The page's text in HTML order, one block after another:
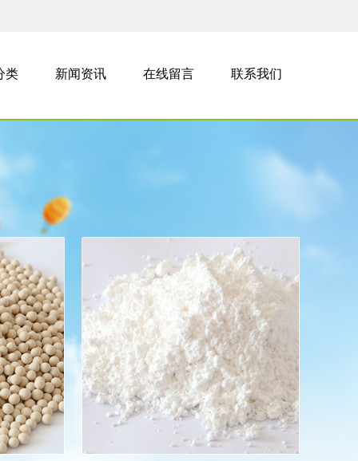
类 新闻资讯 在线留言 联系我们